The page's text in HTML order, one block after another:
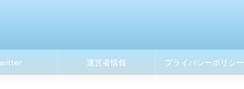
運営者情報 プライバシーポリシー